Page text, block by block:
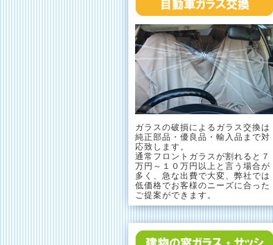
ガラスの破損によるガラス交換は
純正部品・優良品・輸入品まで対
応致します。
通常フロントガラスが割れると７
万円～１０万円以上と言う場合が
多く、急な出費で大変、弊社では
低価格でお客様のニーズに合った
ご提案ができます。